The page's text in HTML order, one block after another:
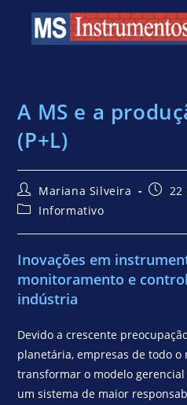
A MS e a
(P+L)
Mariana Silveira
22
Informativo
Inovações em
monitoramento e
indústria
Devido a crescente
planetária, empresas de todo
transformar o modelo
um sistema de maior